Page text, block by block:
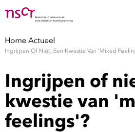
Medewerkers
Factsheets
Home Actueel
Ingrijpen Of Niet. Een Kwestie Van 'mixed
Ingrijpen of
kwestie van
feelings'?